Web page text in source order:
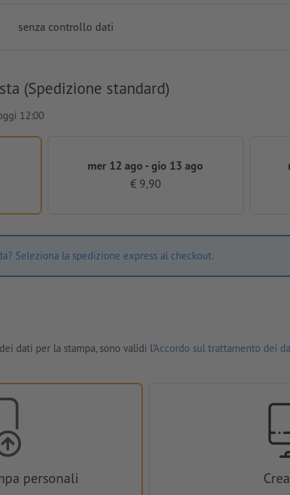
senza controllo dati
(Spedizione standard)
12:00
mer 12 ago - gio 13 ago
€ 9,90
Seleziona la spedizione express al checkout.
dati per la stampa, sono validi l'Accordo sul trattamento dei
personali